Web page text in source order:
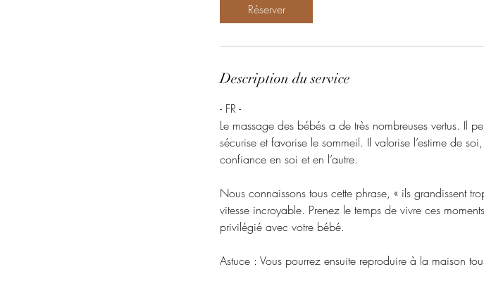
n
Réserver
Description du service
- FR -
Le massage des bébés a de très nombreuses vertus. Il
sécurise et favorise le sommeil. Il valorise l’estime de
confiance en soi et en l’autre.
Nous connaissons tous cette phrase, « ils grandissent
vitesse incroyable. Prenez le temps de vivre ces
privilégié avec votre bébé.
Astuce : Vous pourrez ensuite reproduire à la maison